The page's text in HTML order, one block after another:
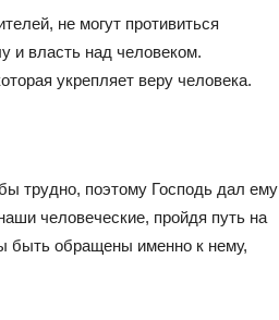
не могут противиться
и власть над человеком.
укрепляет веру человека.
трудно, поэтому Господь дал ему
человеческие, пройдя путь на
быть обращены именно к нему,